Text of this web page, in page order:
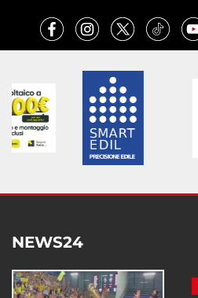
NEWS24